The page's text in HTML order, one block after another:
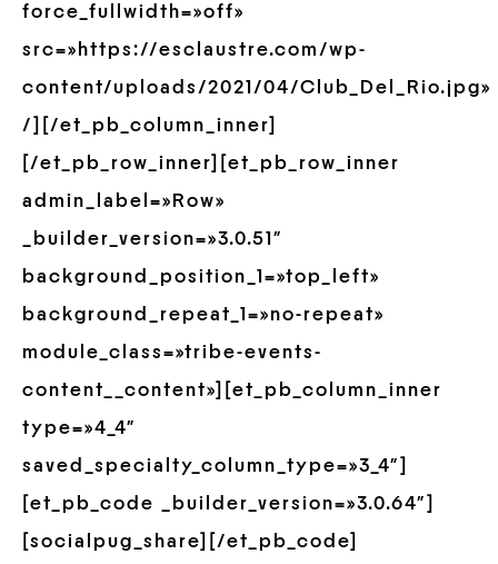
force_fullwidth=»off»
src=»https://esclaustre.com/wp-
content/uploads/2021/04/Club_Del_Rio.jpg»
/][/et_pb_column_inner]
[/et_pb_row_inner][et_pb_row_inner
admin_label=»Row»
_builder_version=»3.0.51″
background_position_1=»top_left»
background_repeat_1=»no-repeat»
module_class=»tribe-events-
content__content»][et_pb_column_inner
type=»4_4″
saved_specialty_column_type=»3_4″]
[et_pb_code _builder_version=»3.0.64″]
[socialpug_share][/et_pb_code]